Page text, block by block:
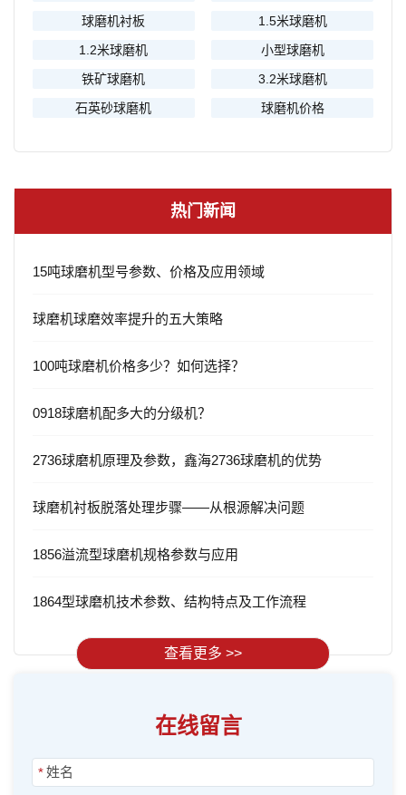
球磨机衬板
1.5米球磨机
1.2米球磨机
小型球磨机
铁矿球磨机
3.2米球磨机
石英砂球磨机
球磨机价格
热门新闻
15吨球磨机型号参数、价格及应用领域
球磨机球磨效率提升的五大策略
100吨球磨机价格多少？如何选择？
0918球磨机配多大的分级机？
2736球磨机原理及参数，鑫海2736球磨机的优势
球磨机衬板脱落处理步骤——从根源解决问题
1856溢流型球磨机规格参数与应用
1864型球磨机技术参数、结构特点及工作流程
查看更多 >>
在线留言
*